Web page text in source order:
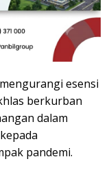
esensi
berkurban
dalam
pandemi.